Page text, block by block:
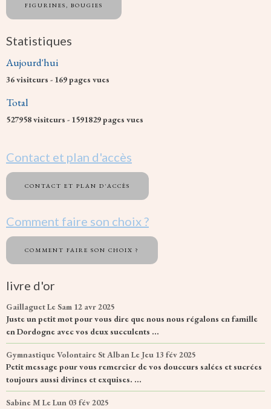
FIGURINES, BOUGIES
Statistiques
Aujourd'hui
36visiteurs - 169pages vues
Total
527958visiteurs - 1591829pages vues
Contact et plan d'accès
CONTACT ET PLAN D'ACCÈS
Comment faire son choix ?
COMMENT FAIRE SON CHOIX ?
livre d'or
GaillaguetLe Sam 12 avr 2025
Juste un petit mot pour vous dire que nous nous régalons en famille
en Dordogne avec vos deux succulents ...
Gymnastique Volontaire St Alban Le Jeu 13 fév 2025
Petit message pour vous remercier de vos douceurs salées et sucrées
toujours aussi divines et exquises. ...
Sabine M Le Lun 03 fév 2025